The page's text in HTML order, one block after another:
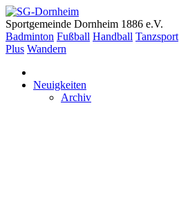
Sportgemeinde Dornheim 1886 e.V.
Badminton Fußball Handball Tanzsport
Plus Wandern
Neuigkeiten
Archiv